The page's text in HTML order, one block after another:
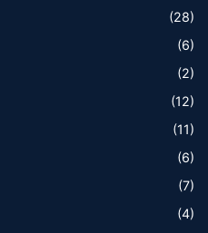
(28)
(6)
(2)
(12)
(11)
(6)
(7)
(4)